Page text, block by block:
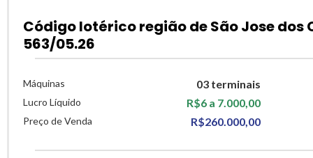
Código lotérico região de São Jose dos
563/05.26
Máquinas 03 terminais
Lucro Líquido R$6 a 7.000,00
Preço de Venda R$260.000,00